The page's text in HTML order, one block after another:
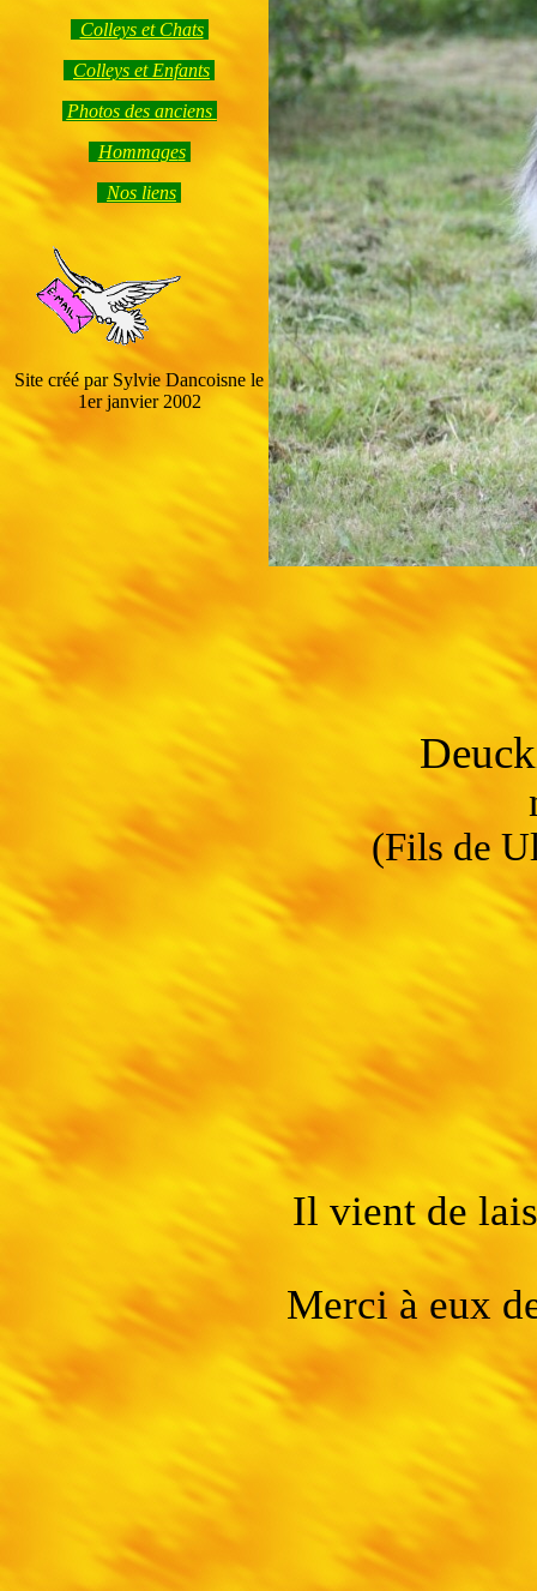
Colleys et Chats
Colleys et Enfants
Photos des anciens
Hommages
Nos liens
Site créé par Sylvie Dancoisne le
1er janvier 2002
(Fils de
Il vient de
Merci à eux